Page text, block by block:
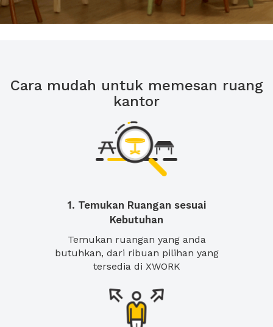
Cara mudah untuk memesan ruang
kantor
1. Temukan Ruangan sesuai
Kebutuhan
Temukan ruangan yang anda
butuhkan, dari ribuan pilihan yang
tersedia di XWORK